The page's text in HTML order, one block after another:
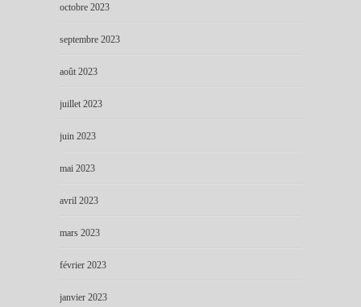
octobre 2023
septembre 2023
août 2023
juillet 2023
juin 2023
mai 2023
avril 2023
mars 2023
février 2023
janvier 2023